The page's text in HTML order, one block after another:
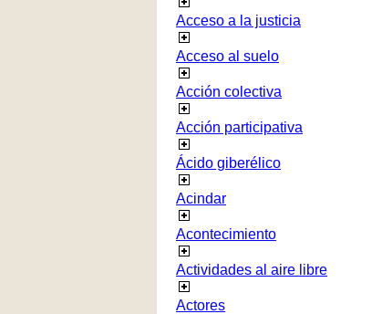
Acceso a la justicia
Acceso al suelo
Acción colectiva
Acción participativa
Ácido giberélico
Acindar
Acontecimiento
Actividades al aire libre
Actores